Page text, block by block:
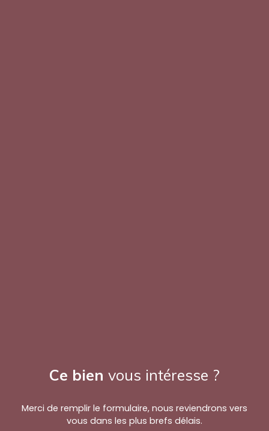
Ce bien vous intéresse ?
Merci de remplir le formulaire, nous reviendrons vers
vous dans les plus brefs délais.